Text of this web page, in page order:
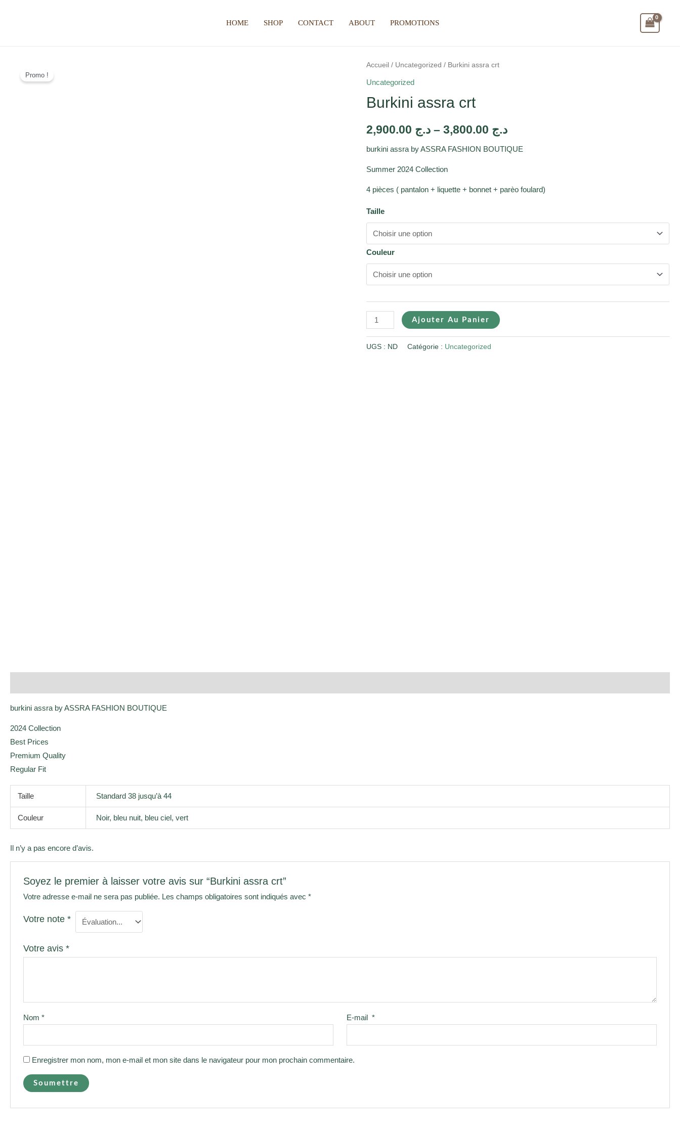
HOME SHOP CONTACT ABOUT PROMOTIONS
Promo !
Accueil / Uncategorized / Burkini assra crt
Uncategorized
Burkini assra crt
د.ج – د.ج
burkini assra by ASSRA FASHION BOUTIQUE
Summer 2024 Collection
4 pièces ( pantalon + liquette + bonnet + parèo foulard)
Taille
Couleur
Ajouter Au Panier
UGS : ND Catégorie : Uncategorized
burkini assra by ASSRA FASHION BOUTIQUE
2024 Collection
Best Prices
Premium Quality
Regular Fit
Taille Standard 38 jusqu’à 44
Couleur Noir, bleu nuit, bleu ciel, vert
Il n’y a pas encore d’avis.
Soyez le premier à laisser votre avis sur “Burkini assra crt”
Votre adresse e-mail ne sera pas publiée. Les champs obligatoires sont indiqués avec*
Votre note*
Votre avis*
Nom* E-mail *
Enregistrer mon nom, mon e-mail et mon site dans le navigateur pour mon prochain commentaire.